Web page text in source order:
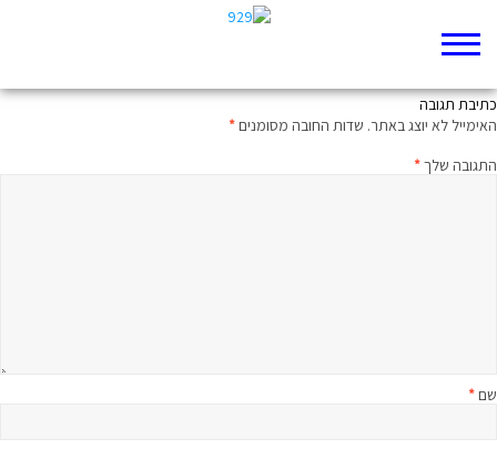
כתיבת תגובה
האימייל לא יוצג באתר. שדות החובה מסומנים*
התגובה שלך*
שם*